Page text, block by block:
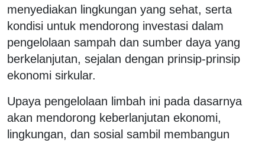
menyediakan lingkungan yang sehat, serta
kondisi untuk mendorong investasi dalam
pengelolaan sampah dan sumber daya yang
berkelanjutan, sejalan dengan prinsip-prinsip
ekonomi sirkular.
Upaya pengelolaan limbah ini pada dasarnya
akan mendorong keberlanjutan ekonomi,
lingkungan, dan sosial sambil membangun